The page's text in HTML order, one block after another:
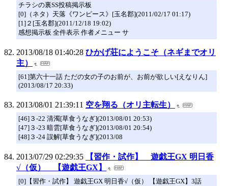
チラシの裏SS投稿掲示板
[0]（ネタ）天落《ワンピース》[玉名郡](2011/02/17 01:17)
[1]２[玉名郡](2011/12/18 19:02)
感想掲示板 全件表示 作者メニュー サ
2013/08/18 01:40:28 ひかげ荘にようこそ（ネギまでオリ
主）
[61]第六十一話 ただの女の子のお前が、お前が欲しい[えなりん]
(2013/08/17 20:33)
2013/08/01 21:39:11 空を翔る（オリ主転生）
[46]３-22 清濁[草食うなぎ](2013/08/01 20:53)
[47]３-23 暗雲[草食うなぎ](2013/08/01 20:54)
[48]３-24 誤解[草食うなぎ](2013/08
2013/07/29 02:29:35
【習作・試作】 遊戯王GX 明日香
√（仮） 【遊戯王GX】
[0]【習作・試作】 遊戯王GX 明日香√（仮） 【遊戯王GX】3話